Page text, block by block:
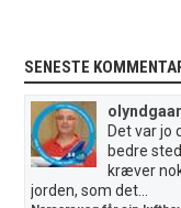
SENESTE
Det var jo
bedre
kræver
jorden, som det...